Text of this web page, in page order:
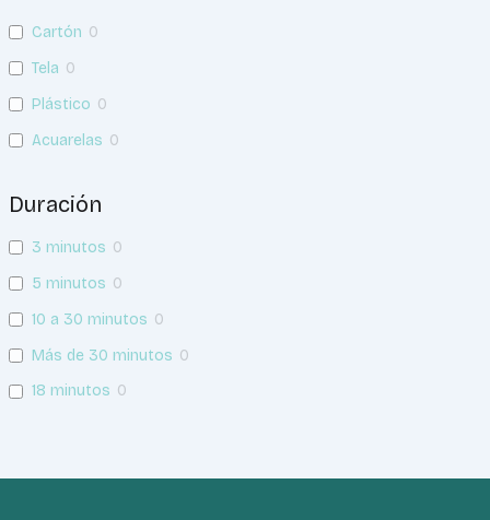
Cartón 0
Tela 0
Plástico 0
Acuarelas 0
Duración
3 minutos 0
5 minutos 0
10 a 30 minutos 0
Más de 30 minutos 0
18 minutos 0